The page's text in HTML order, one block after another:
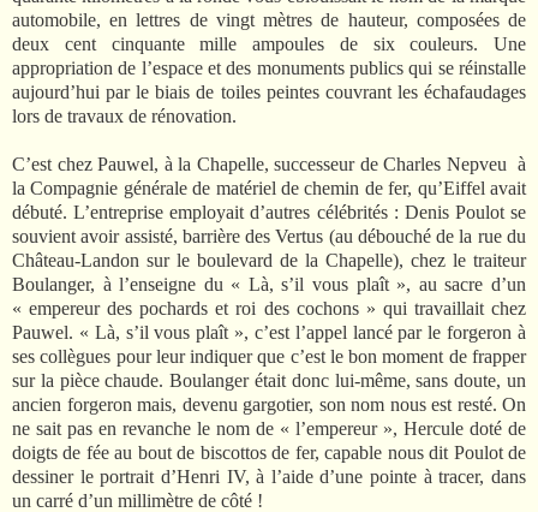
automobile, en lettres de vingt mètres de hauteur, composées de
deux cent cinquante mille ampoules de six couleurs. Une
appropriation de l’espace et des monuments publics qui se réinstalle
aujourd’hui par le biais de toiles peintes couvrant les échafaudages
lors de travaux de rénovation.
C’est chez Pauwel, à la Chapelle, successeur de Charles Nepveu à
la Compagnie générale de matériel de chemin de fer, qu’Eiffel avait
débuté. L’entreprise employait d’autres célébrités : Denis Poulot se
souvient avoir assisté, barrière des Vertus (au débouché de la rue du
Château-Landon sur le boulevard de la Chapelle), chez le traiteur
Boulanger, à l’enseigne du « Là, s’il vous plaît », au sacre d’un
« empereur des pochards et roi des cochons » qui travaillait chez
Pauwel. « Là, s’il vous plaît », c’est l’appel lancé par le forgeron à
ses collègues pour leur indiquer que c’est le bon moment de frapper
sur la pièce chaude. Boulanger était donc lui-même, sans doute, un
ancien forgeron mais, devenu gargotier, son nom nous est resté. On
ne sait pas en revanche le nom de « l’empereur », Hercule doté de
doigts de fée au bout de biscottos de fer, capable nous dit Poulot de
dessiner le portrait d’Henri IV, à l’aide d’une pointe à tracer, dans
un carré d’un millimètre de côté !